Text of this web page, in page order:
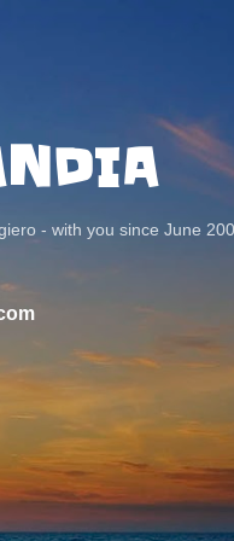
- with you since June